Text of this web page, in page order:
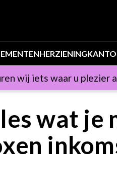
HERZIENING
wij iets waar u plezier
wat je